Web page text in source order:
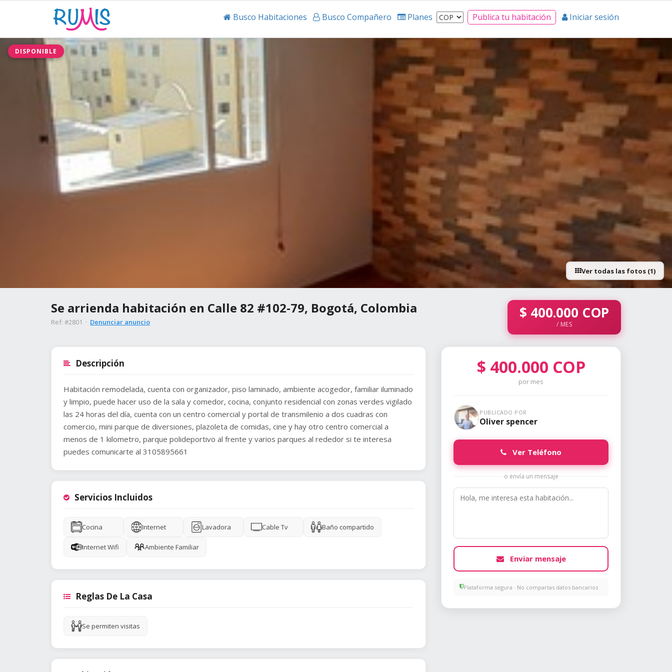
Busco Habitaciones Busco Compañero Planes Publica tu habitación Iniciar sesión
DISPONIBLE
Ver todas las fotos (1)
Se arrienda habitación en Calle 82 #102-79, Bogotá, Colombia
Ref: #2801 · Denunciar anuncio
$ 400.000 COP
/ MES
Descripción
Habitación remodelada, cuenta con organizador, piso laminado, ambiente acogedor, familiar iluminado
y limpio, puede hacer uso de la sala y comedor, cocina, conjunto residencial con zonas verdes vigilado
las 24 horas del día, cuenta con un centro comercial y portal de transmilenio a dos cuadras con
comercio, mini parque de diversiones, plazoleta de comidas, cine y hay otro centro comercial a
menos de 1 kilometro, parque polideportivo al frente y varios parques al rededor si te interesa
puedes comunicarte al 3105895661
Servicios Incluidos
Cocina Internet Lavadora Cable Tv Baño compartido
Internet Wifi Ambiente Familiar
Reglas De La Casa
Se permiten visitas
$ 400.000 COP
por mes
PUBLICADO POR
Oliver spencer
Ver Teléfono
o envía un mensaje
Enviar mensaje
Plataforma segura · No compartas datos bancarios